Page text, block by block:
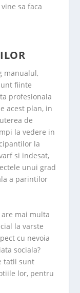
sa faca
manualul,
fiinte
profesionala
acest plan, in
de
la vedere in
la
si indesat,
unui grad
a parintilor
mai multa
la varste
cu nevoia
sociala?
tatii sunt
lor, pentru